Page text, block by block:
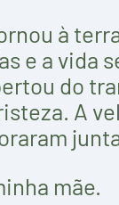
à
e a vida
do
A
mãe.